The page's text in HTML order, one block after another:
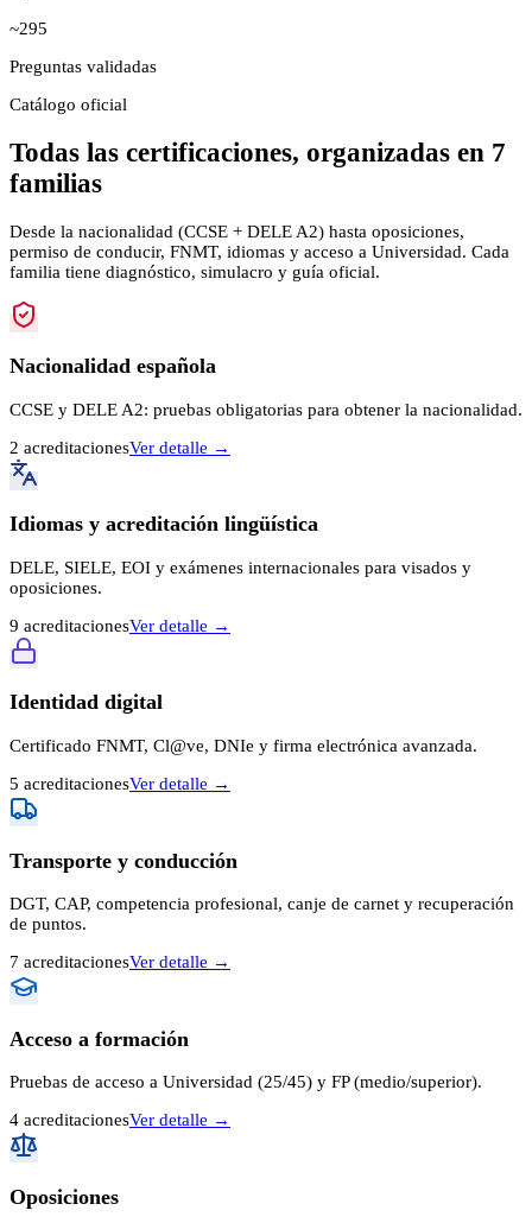
~295
Preguntas validadas
Catálogo oficial
Todas las certificaciones, organizadas en 7
familias
Desde la nacionalidad (CCSE + DELE A2) hasta oposiciones,
permiso de conducir, FNMT, idiomas y acceso a Universidad. Cada
familia tiene diagnóstico, simulacro y guía oficial.
Nacionalidad española
CCSE y DELE A2: pruebas obligatorias para obtener la nacionalidad.
2 acreditacionesVer detalle →
Idiomas y acreditación lingüística
DELE, SIELE, EOI y exámenes internacionales para visados y
oposiciones.
9 acreditacionesVer detalle →
Identidad digital
Certificado FNMT, Cl@ve, DNIe y firma electrónica avanzada.
5 acreditacionesVer detalle →
Transporte y conducción
DGT, CAP, competencia profesional, canje de carnet y recuperación
de puntos.
7 acreditacionesVer detalle →
Acceso a formación
Pruebas de acceso a Universidad (25/45) y FP (medio/superior).
4 acreditacionesVer detalle →
Oposiciones